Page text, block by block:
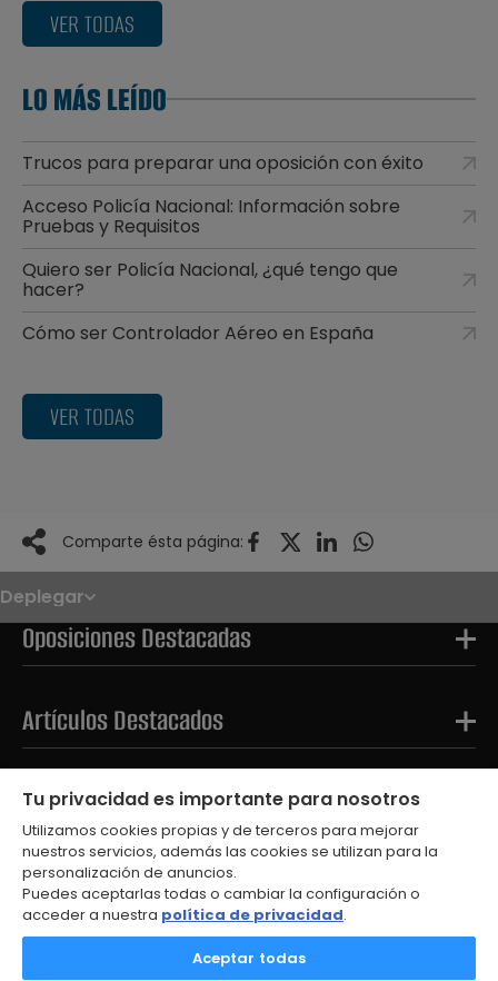
VER TODAS
LO MÁS LEÍDO
Trucos para preparar una oposición con éxito
Acceso Policía Nacional: Información sobre
Pruebas y Requisitos
Quiero ser Policía Nacional, ¿qué tengo que
hacer?
Cómo ser Controlador Aéreo en España
VER TODAS
Comparte ésta página:
Deplegar
Noticias
Oposiciones
Convocatorias
Paso paso
OPE 2026
Oposiciones Destacadas
Artículos Destacados
Tests Destacados
© 2026
Tu privacidad es importante para nosotros
Utilizamos cookies propias y de terceros para mejorar
nuestros servicios, además las cookies se utilizan para la
personalización de anuncios.
Puedes aceptarlas todas o cambiar la configuración o
acceder a nuestra política de privacidad.
Aceptar todas